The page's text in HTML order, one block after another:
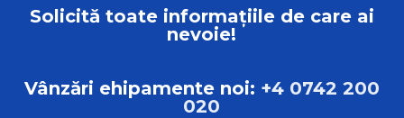
Solicită toate informațiile de care ai
nevoie!
Vânzări ehipamente noi: +4 0742 200
020